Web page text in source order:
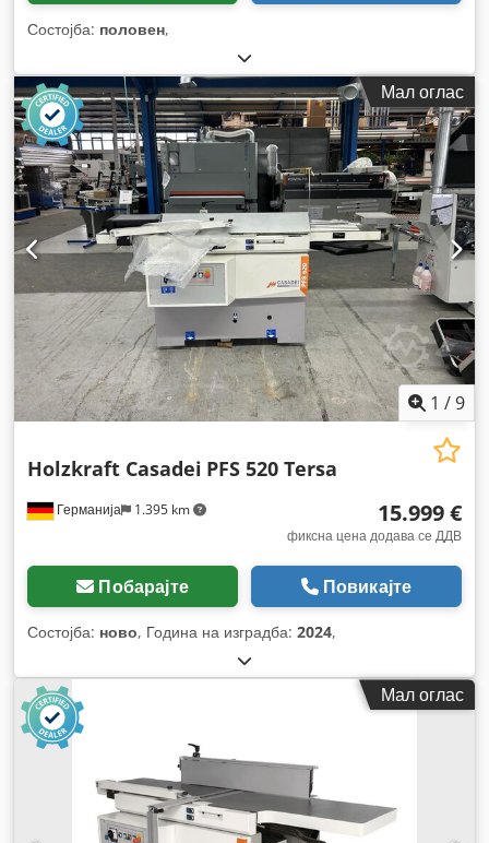
Состојба: половен,
Мал оглас
1 /9
Германија 1.395 km
Holzkraft Casadei PFS 520 Tersa
15.999 €
фиксна цена додава се ДДВ
Побарајте Повикајте
Состојба: ново, Година на изградба: 2024,
Мал оглас